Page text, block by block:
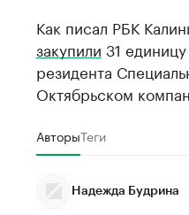
Как писал РБК
закупили 31
резидента
Октябрьском
АвторыТеги
Надежда Будрина